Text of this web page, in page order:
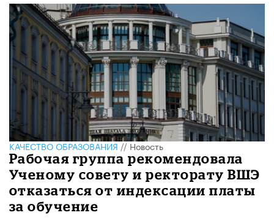
КАЧЕСТВО ОБРАЗОВАНИЯ//Новость
Рабочая группа рекомендовала
Ученому совету и ректорату ВШЭ
отказаться от индексации платы
за обучение